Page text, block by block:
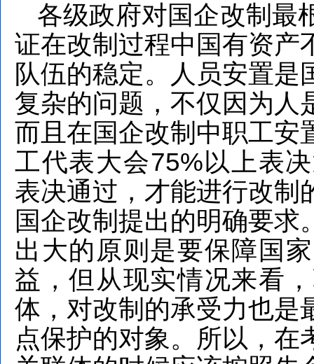
各级政府对国企改制最
证在改制过程中国有资产
队伍的稳定。人员安置
复杂的问题，不仅因为人
而且在国企改制中职工安
工代表大会75%以上表
表决通过，才能进行改制
国企改制提出的明确要
出大的原则是要保障国
益，但从现实情况来看
体，对改制的承受力也是
点保护的对象。所以，